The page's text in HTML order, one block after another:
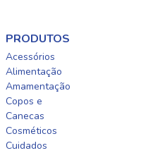
PRODUTOS
Acessórios
Alimentação
Amamentação
Copos e
Canecas
Cosméticos
Cuidados